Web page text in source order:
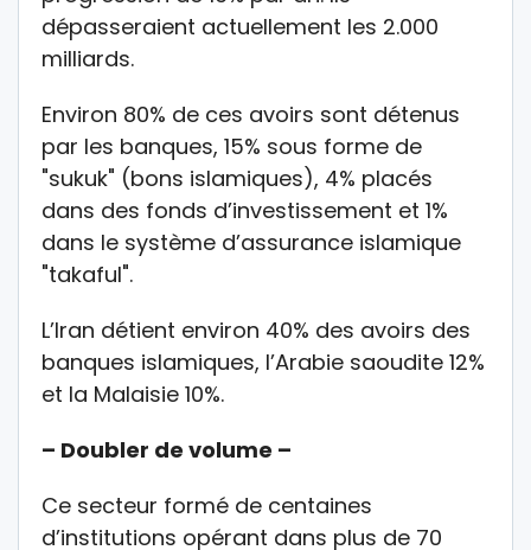
dépasseraient actuellement les 2.000
milliards.
Environ 80% de ces avoirs sont détenus
par les banques, 15% sous forme de
"sukuk" (bons islamiques), 4% placés
dans des fonds d’investissement et 1%
dans le système d’assurance islamique
"takaful".
L’Iran détient environ 40% des avoirs des
banques islamiques, l’Arabie saoudite 12%
et la Malaisie 10%.
– Doubler de volume –
Ce secteur formé de centaines
d’institutions opérant dans plus de 70